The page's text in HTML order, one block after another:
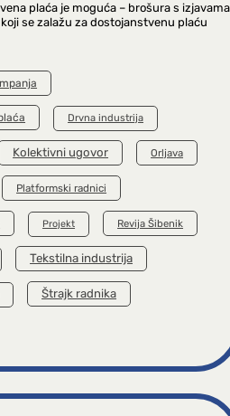
plaća je moguća – brošura s izjavama
se zalažu za dostojanstvenu plaću
Drvna industrija
Kolektivni ugovor Orljava
Platformski radnici
Projekt Revija Šibenik
Tekstilna industrija
Štrajk radnika